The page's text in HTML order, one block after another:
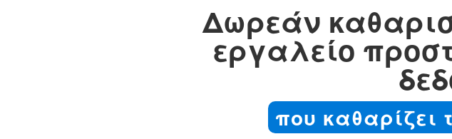
Δωρεάν
εργαλείο
που καθαρίζει